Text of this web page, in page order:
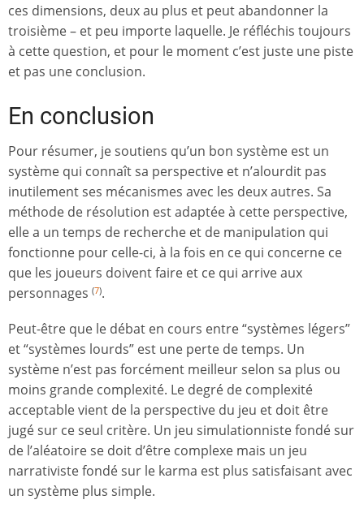
ces dimensions, deux au plus et peut abandonner la
troisième – et peu importe laquelle. Je réfléchis toujours
à cette question, et pour le moment c’est juste une piste
et pas une conclusion.
En conclusion
Pour résumer, je soutiens qu’un bon système est un
système qui connaît sa perspective et n’alourdit pas
inutilement ses mécanismes avec les deux autres. Sa
méthode de résolution est adaptée à cette perspective,
elle a un temps de recherche et de manipulation qui
fonctionne pour celle-ci, à la fois en ce qui concerne ce
que les joueurs doivent faire et ce qui arrive aux
personnages (7).
Peut-être que le débat en cours entre “systèmes légers”
et “systèmes lourds” est une perte de temps. Un
système n’est pas forcément meilleur selon sa plus ou
moins grande complexité. Le degré de complexité
acceptable vient de la perspective du jeu et doit être
jugé sur ce seul critère. Un jeu simulationniste fondé sur
de l’aléatoire se doit d’être complexe mais un jeu
narrativiste fondé sur le karma est plus satisfaisant avec
un système plus simple.